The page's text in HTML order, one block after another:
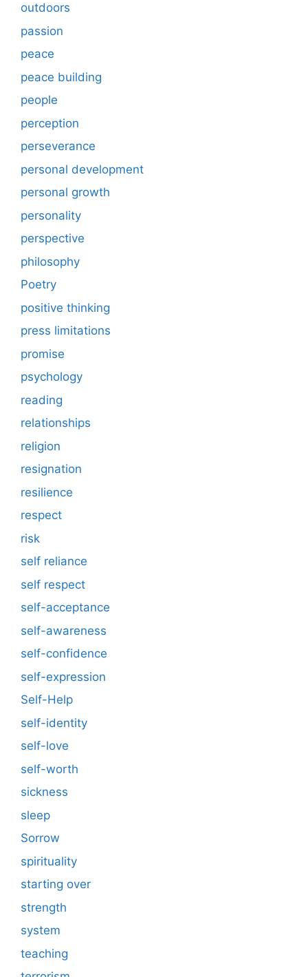
outdoors
passion
peace
peace building
people
perception
perseverance
personal development
personal growth
personality
perspective
philosophy
Poetry
positive thinking
press limitations
promise
psychology
reading
relationships
religion
resignation
resilience
respect
risk
self reliance
self respect
self-acceptance
self-awareness
self-confidence
self-expression
Self-Help
self-identity
self-love
self-worth
sickness
sleep
Sorrow
spirituality
starting over
strength
system
teaching